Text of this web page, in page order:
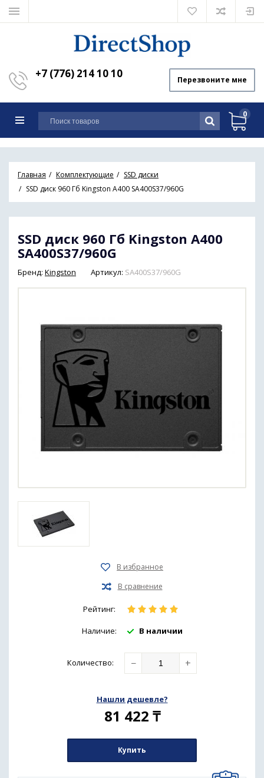
+7 (776) 214 10 10 Перезвоните мне
0
Главная Комплектующие
SSD диски
SSD диск 960 Гб Kingston A400 SA400S37/960G
SSD диск 960 Гб Kingston A400
SA400S37/960G
Бренд: Kingston Артикул: SA400S37/960G
Рейтинг:
Наличие: В наличии
Количество: − +
Нашли дешевле?
81 422 ₸
Купить